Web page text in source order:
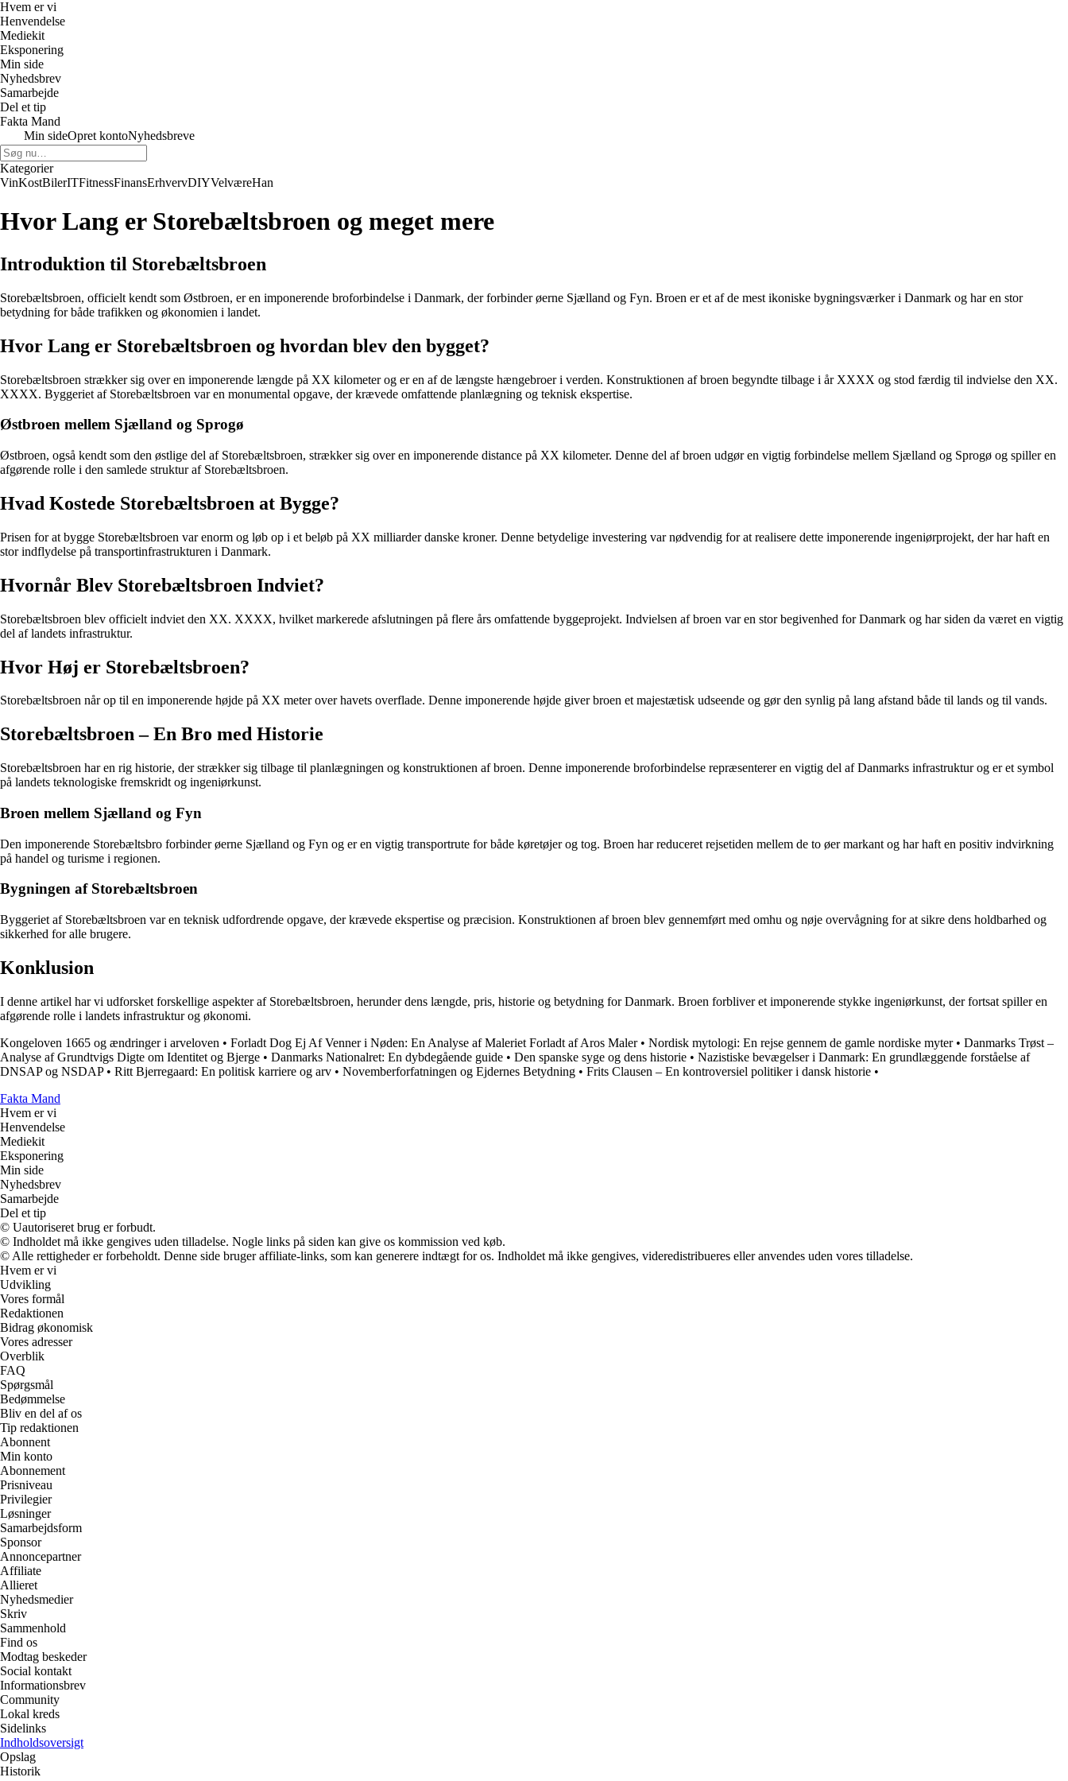
Hvem er vi
Henvendelse
Mediekit
Eksponering
Min side
Nyhedsbrev
Samarbejde
Del et tip
Fakta Mand
Min sideOpret kontoNyhedsbreve
Kategorier
VinKostBilerITFitnessFinansErhvervDIYVelværeHan
Hvor Lang er Storebæltsbroen og meget mere
Introduktion til Storebæltsbroen
Storebæltsbroen, officielt kendt som Østbroen, er en imponerende broforbindelse i Danmark, der forbinder øerne Sjælland og Fyn. Broen er et af de mest ikoniske bygningsværker i Danmark og har en stor
betydning for både trafikken og økonomien i landet.
Hvor Lang er Storebæltsbroen og hvordan blev den bygget?
Storebæltsbroen strækker sig over en imponerende længde på XX kilometer og er en af de længste hængebroer i verden. Konstruktionen af broen begyndte tilbage i år XXXX og stod færdig til indvielse den XX.
XXXX. Byggeriet af Storebæltsbroen var en monumental opgave, der krævede omfattende planlægning og teknisk ekspertise.
Østbroen mellem Sjælland og Sprogø
Østbroen, også kendt som den østlige del af Storebæltsbroen, strækker sig over en imponerende distance på XX kilometer. Denne del af broen udgør en vigtig forbindelse mellem Sjælland og Sprogø og spiller en
afgørende rolle i den samlede struktur af Storebæltsbroen.
Hvad Kostede Storebæltsbroen at Bygge?
Prisen for at bygge Storebæltsbroen var enorm og løb op i et beløb på XX milliarder danske kroner. Denne betydelige investering var nødvendig for at realisere dette imponerende ingeniørprojekt, der har haft en
stor indflydelse på transportinfrastrukturen i Danmark.
Hvornår Blev Storebæltsbroen Indviet?
Storebæltsbroen blev officielt indviet den XX. XXXX, hvilket markerede afslutningen på flere års omfattende byggeprojekt. Indvielsen af broen var en stor begivenhed for Danmark og har siden da været en vigtig
del af landets infrastruktur.
Hvor Høj er Storebæltsbroen?
Storebæltsbroen når op til en imponerende højde på XX meter over havets overflade. Denne imponerende højde giver broen et majestætisk udseende og gør den synlig på lang afstand både til lands og til vands.
Storebæltsbroen – En Bro med Historie
Storebæltsbroen har en rig historie, der strækker sig tilbage til planlægningen og konstruktionen af broen. Denne imponerende broforbindelse repræsenterer en vigtig del af Danmarks infrastruktur og er et symbol
på landets teknologiske fremskridt og ingeniørkunst.
Broen mellem Sjælland og Fyn
Den imponerende Storebæltsbro forbinder øerne Sjælland og Fyn og er en vigtig transportrute for både køretøjer og tog. Broen har reduceret rejsetiden mellem de to øer markant og har haft en positiv indvirkning
på handel og turisme i regionen.
Bygningen af Storebæltsbroen
Byggeriet af Storebæltsbroen var en teknisk udfordrende opgave, der krævede ekspertise og præcision. Konstruktionen af broen blev gennemført med omhu og nøje overvågning for at sikre dens holdbarhed og
sikkerhed for alle brugere.
Konklusion
I denne artikel har vi udforsket forskellige aspekter af Storebæltsbroen, herunder dens længde, pris, historie og betydning for Danmark. Broen forbliver et imponerende stykke ingeniørkunst, der fortsat spiller en
afgørende rolle i landets infrastruktur og økonomi.
Kongeloven 1665 og ændringer i arveloven • Forladt Dog Ej Af Venner i Nøden: En Analyse af Maleriet Forladt af Aros Maler• Nordisk mytologi: En rejse gennem de gamle nordiske myter• Danmarks Trøst –
Analyse af Grundtvigs Digte om Identitet og Bjerge • Danmarks Nationalret: En dybdegående guide • Den spanske syge og dens historie • Nazistiske bevægelser i Danmark: En grundlæggende forståelse af
DNSAP og NSDAP• Ritt Bjerregaard: En politisk karriere og arv • Novemberforfatningen og Ejdernes Betydning • Frits Clausen – En kontroversiel politiker i dansk historie •
Fakta Mand
Hvem er vi
Henvendelse
Mediekit
Eksponering
Min side
Nyhedsbrev
Samarbejde
Del et tip
© Uautoriseret brug er forbudt.
© Indholdet må ikke gengives uden tilladelse. Nogle links på siden kan give os kommission ved køb.
© Alle rettigheder er forbeholdt. Denne side bruger affiliate-links, som kan generere indtægt for os. Indholdet må ikke gengives, videredistribueres eller anvendes uden vores tilladelse.
Hvem er vi
Udvikling
Vores formål
Redaktionen
Bidrag økonomisk
Vores adresser
Overblik
FAQ
Spørgsmål
Bedømmelse
Bliv en del af os
Tip redaktionen
Abonnent
Min konto
Abonnement
Prisniveau
Privilegier
Løsninger
Samarbejdsform
Sponsor
Annoncepartner
Affiliate
Allieret
Nyhedsmedier
Skriv
Sammenhold
Find os
Modtag beskeder
Social kontakt
Informationsbrev
Community
Lokal kreds
Sidelinks
Indholdsoversigt
Opslag
Historik